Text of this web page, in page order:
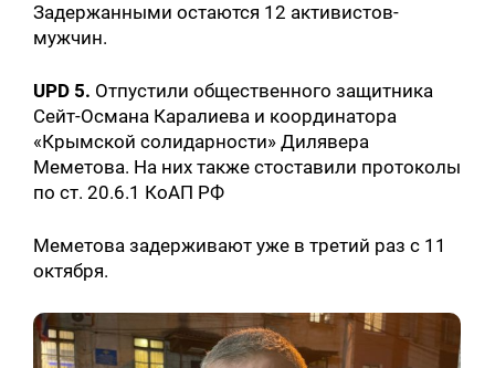
Задержанными остаются 12 активистов-
мужчин.
UPD 5. Отпустили общественного защитника
Сейт-Османа Каралиева и координатора
«Крымской солидарности» Дилявера
Меметова. На них также стоставили протоколы
по ст. 20.6.1 КоАП РФ
Меметова задерживают уже в третий раз с 11
октября.